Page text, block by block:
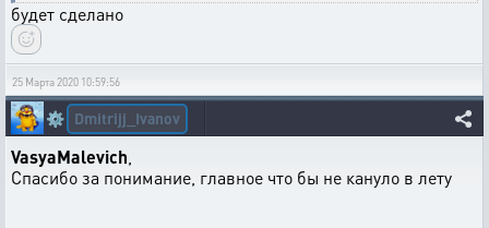
будет сделано
25 Марта 2020 10:59:56
⚙️ Dmitrijj_Ivanov
VasyaMalevich
Спасибо за понимание, главное что бы не кануло в лету